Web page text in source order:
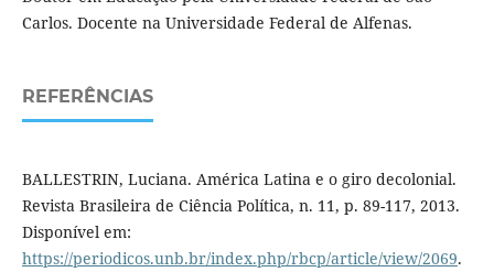
Carlos. Docente na Universidade Federal de Alfenas.
REFERÊNCIAS
BALLESTRIN, Luciana. América Latina e o giro decolonial.
Revista Brasileira de Ciência Política, n. 11, p. 89-117, 2013.
Disponível em:
https://periodicos.unb.br/index.php/rbcp/article/view/2069.